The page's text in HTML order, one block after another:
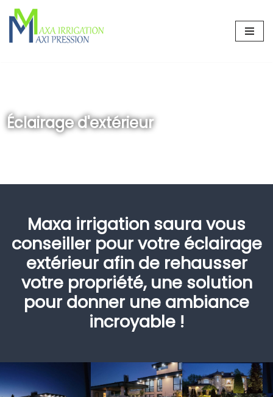
Aller
au
Éclairage d'extérieur
Maxa irrigation saura vous
conseiller pour votre éclairage
extérieur afin de rehausser
votre propriété, une solution
pour donner une ambiance
incroyable !